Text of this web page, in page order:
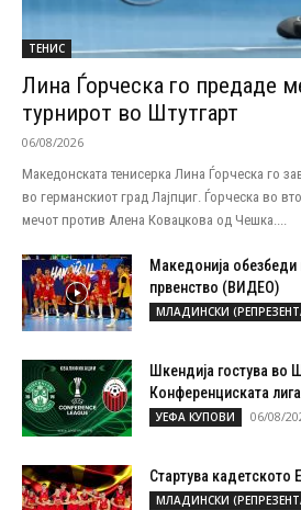
ТЕНИС
Лина Ѓорческа го предаде
турнирот во Штутгарт
06/08/2026
Македонската тенисерка Лина Ѓорческа го
во германскиот град Лајпциг. Ѓорческа во
мечот против Алена Ковацкова од Чешка....
Македонија
првенство (ВИДЕО)
МЛАДИНСКИ
Шкендија гостува во
Конференциската лига
УЕФА КУПОВИ 06/08/
Стартува кадетското
МЛАДИНСКИ